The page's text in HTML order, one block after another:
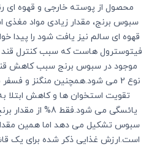
محصول از پوسته خارجی و قهوه ای
سبوس برنج، مقدار زیادی مواد مغذی
قهوه ای سالم نیز یافت شود را پیدا
فیتوسترول هاست که سبب کنترل
موجود در سبوس برنج سبب کاهش قند
نوع 2 می شود.همچنین منگنز و
تقویت استخوان ها و کاهش ابتلا
یائسگی می شود.فقط
است.ارزش غذایی ذکر شده برای یک